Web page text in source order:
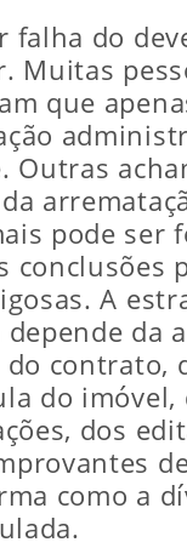
falha do
Muitas
que
Outras
pode ser
conclusões
A
da
do contrato,
do imóvel,
dos
como a